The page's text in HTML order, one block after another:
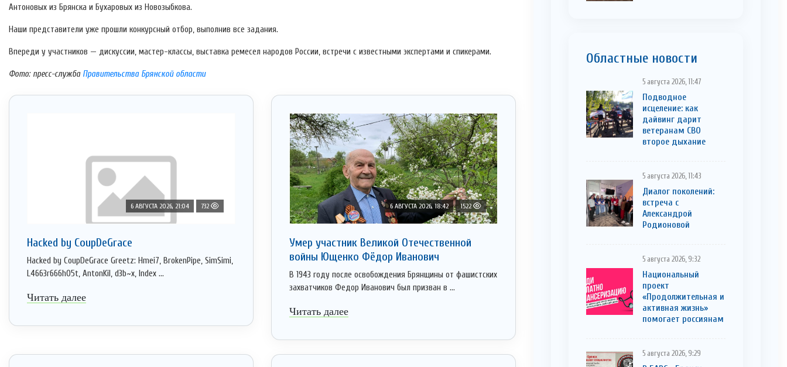
Антоновых из Брянска и Бухаровых из Новозыбкова.
Наши представители уже прошли конкурсный отбор, выполнив все задания.
Впереди у участников — дискуссии, мастер-классы, выставка ремесел народов России, встречи с известными экспертами и спикерами.
Фото: пресс-службаПравительства Брянской области
6 АВГУСТА 2026, 21:04 732
Hacked by CoupDeGrace
Hacked by CoupDeGrace Greetz: Hmei7, BrokenPipe, SimSimi,
L4663r666h05t, AntonKil, d3b~x, Index ...
Читать далее
6 АВГУСТА 2026, 18:42 1522
Умер участник Великой Отечественной
войны Ющенко Фёдор Иванович
В 1943 году после освобождения Брянщины от фашистских
захватчиков Федор Иванович был призван в ...
Читать далее
Областные новости
5 августа 2026, 11:47
Подводное
исцеление: как
дайвинг дарит
ветеранам СВО
второе дыхание
5 августа 2026, 11:43
Диалог поколений:
встреча с
Александрой
Родионовой
5 августа 2026, 9:32
Национальный
проект
«Продолжительная и
активная жизнь»
помогает россиянам
5 августа 2026, 9:29